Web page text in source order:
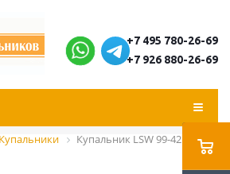
+7 495 780-26-69
+7 926 880-26-69
Купальники Купальник LSW 99-421-2